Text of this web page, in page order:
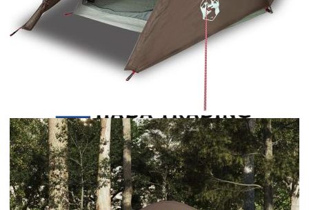
Сподели Tweet
Къмпинг палатка тунелна, 2-
местна, кафява, водоустойчива